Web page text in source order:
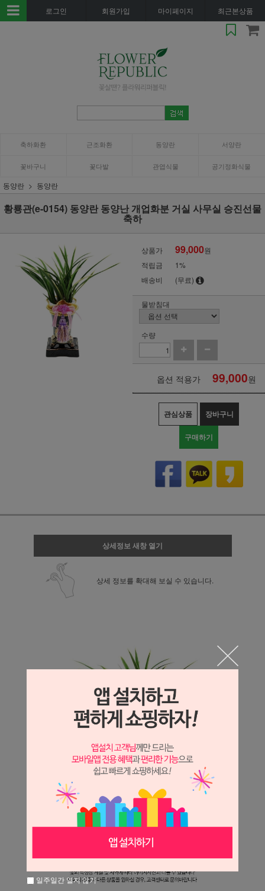
로그인 회원가입 마이페이지 최근본상품
축하화환 근조화환 동양란 서양란
꽃바구니 꽃다발 관엽식물 공기정화식물
동양란 동양란
황룡관(e-0154) 동양란 동양난 개업화분 거실 사무실 승진선물
축하
상품가 99,000원
적립금
1%
배송비
(무료)
물받침대
수량
옵션 적용가 99,000원
관심상품 장바구니
구매하기
상세정보 새창 열기
상세 정보를 확대해 보실 수 있습니다.
일주일간 열지 않기